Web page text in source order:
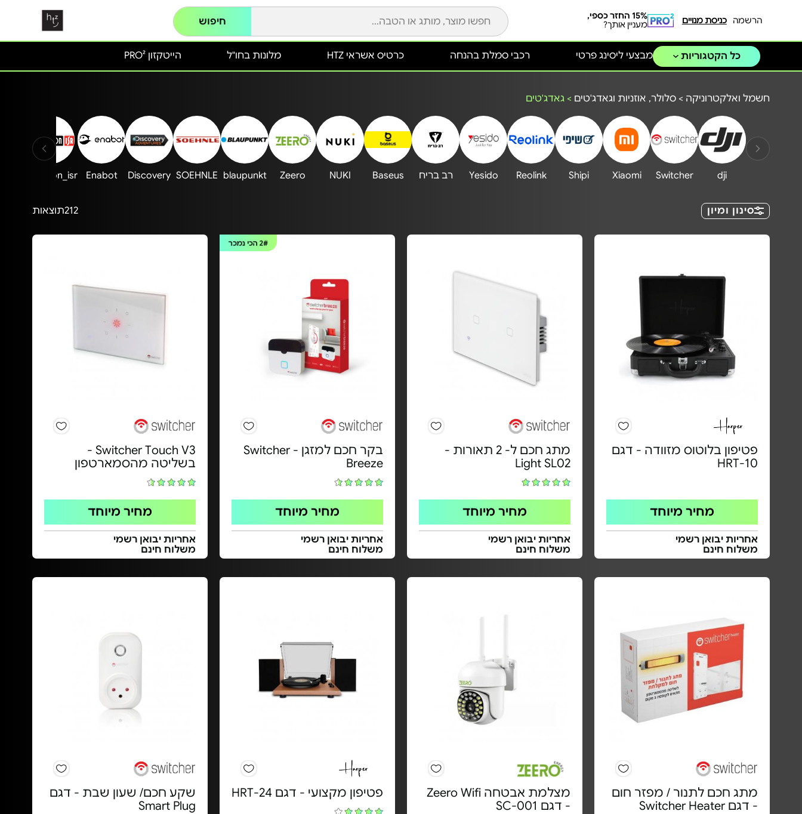
הרשמה כניסת מנויים
15% החזר כספי,
מעניין אותך?
חיפוש
כל הקטגוריות הייטקזון PRO² מלונות בחו"ל כרטיס אשראי HTZ מבצעי ליסינג פרטי רכבי סמלת בהנחה
חשמל ואלקטרוניקה > סלולר, אוזניות וגאדג'טים > גאדג'טים
dji
Switcher
Xiaomi
Shipi
Reolink
Yesido רב בריח Baseus
NUKI
Zeero
blaupunkt
SOEHNLE
Discovery
Enabot
Provision_isr
סינון ומיון 212תוצאות
פטיפון בלוטוס מזוודה - דגם
HRT-10
מחיר מיוחד
אחריות יבואן רשמי
משלוח חינם
מתג חכם ל- 2 תאורות -
Light SL02
מחיר מיוחד
אחריות יבואן רשמי
משלוח חינם
2#הכי נמכר
בקר חכם למזגן - Switcher
Breeze
מחיר מיוחד
אחריות יבואן רשמי
משלוח חינם
Switcher Touch V3 -
בשליטה מהסמארטפון
מחיר מיוחד
אחריות יבואן רשמי
משלוח חינם
מתג חכם לתנור / מפזר חום
- דגם Switcher Heater
מצלמת אבטחה Zeero Wifi
- דגם SC-001
פטיפון מקצועי - דגם HRT-24
שקע חכם/ שעון שבת - דגם
Smart Plug